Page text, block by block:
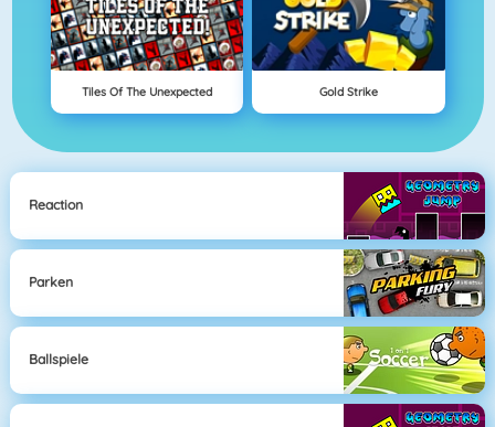
Tiles Of The Unexpected Gold Strike
Reaction
Parken
Ballspiele